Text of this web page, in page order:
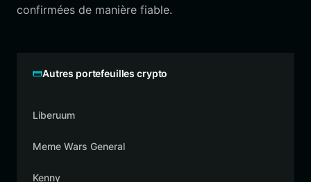
confirmées de manière fiable.
Autres portefeuilles crypto
Liberuum
Meme Wars General
Kenny